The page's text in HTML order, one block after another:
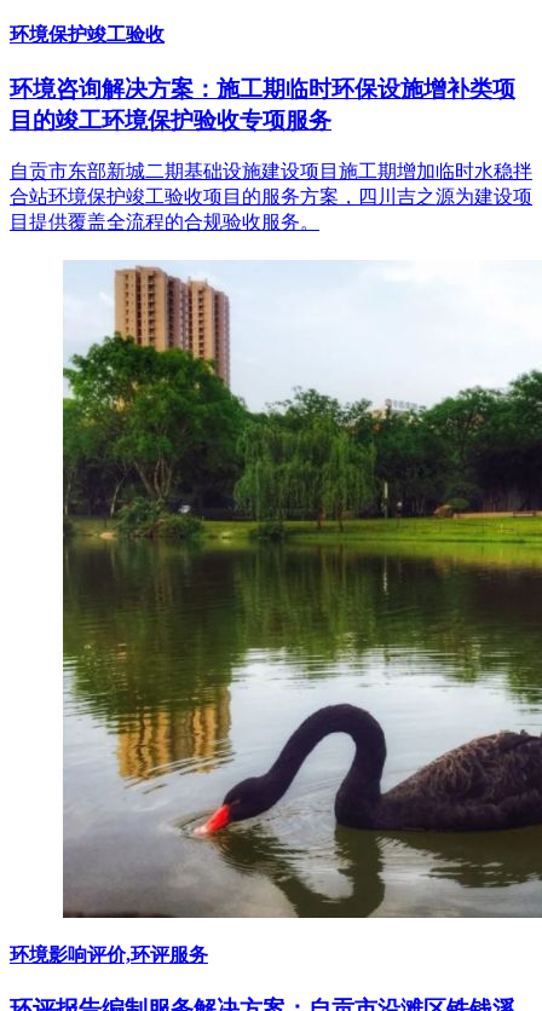
环境保护竣工验收
环境咨询解决方案：施工期临时环保设施增补类项
目的竣工环境保护验收专项服务
自贡市东部新城二期基础设施建设项目施工期增加临时水稳拌
合站环境保护竣工验收项目的服务方案，四川吉之源为建设项
目提供覆盖全流程的合规验收服务。
环境影响评价,环评服务